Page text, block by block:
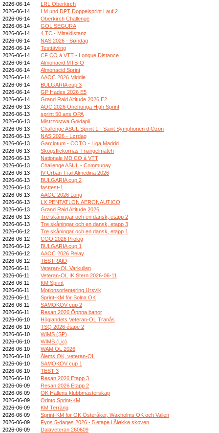
2026-06-14
LRL Oberkirch
2026-06-14
LM und DPT Doppelsprint Lauf 2
2026-06-14
Oberkirch Challenge
2026-06-14
GOL SEGURA
2026-06-14
4.TC - Mitteldistanz
2026-06-14
NAS 2026 - Søndag
2026-06-14
Testtävling
2026-06-14
CF CO à VTT - Longue Distance
2026-06-14
Almonacid MTB-O
2026-06-14
Almonacid Sprint
2026-06-14
AAOC 2026 Middle
2026-06-14
BULGARIA cup 3
2026-06-14
GP Hades 2026 E5
2026-06-14
Grand Raid Altitude 2026 E2
2026-06-13
AOC 2026 Onehunga High Sprint
2026-06-13
sprint 50 ans OPA
2026-06-13
Mistrzostwa Gołdapii
2026-06-13
Challenge ASUL Sprint 1 - Saint Symphorien d Ozon
2026-06-13
NAS 2026 - Lørdag
2026-06-13
Garciotum - COTO - Liga Madrid
2026-06-13
Skogsflickornas Triangelmatch
2026-06-13
Nationale MD CO à VTT
2026-06-13
Challenge ASUL - Communay
2026-06-13
IV Urban Trail Almedina 2026
2026-06-13
BULGARIA cup 2
2026-06-13
fasttest-1
2026-06-13
AAOC 2026 Long
2026-06-13
LX PENTATLON AERONAUTICO
2026-06-13
Grand Raid Altitude 2026
2026-06-13
Tre skåningar och en dansk, etapp 2
2026-06-13
Tre skåningar och en dansk, etapp 3
2026-06-12
Tre skåningar och en dansk, etapp 1
2026-06-12
COO 2026 Prolog
2026-06-12
BULGARIA cup 1
2026-06-12
AAOC 2026 Relay
2026-06-12
TESTRAID
2026-06-11
Veteran-OL Varkullen
2026-06-11
Veteran-OL IK Stern 2026-06-11
2026-06-11
KM Sprint
2026-06-11
Motionsorientering Ursvik
2026-06-11
Sprint-KM för Solna OK
2026-06-11
SAMOKOV cup 2
2026-06-11
Resan 2026 Öppna banor
2026-06-10
Höglandets Veteran-OL Tranås
2026-06-10
TSQ 2026 étape 2
2026-06-10
WIMS (SP)
2026-06-10
WIMS (Lic)
2026-06-10
WAM OL 2026
2026-06-10
Ålems OK, veteran-OL
2026-06-10
SAMOKOV cup 1
2026-06-10
TEST 3
2026-06-10
Resan 2026 Etapp 3
2026-06-09
Resan 2026 Etapp 2
2026-06-09
OK Hällens klubbmästerskap
2026-06-09
Orinto Sprint-KM
2026-06-09
KM Terräng
2026-06-09
Sprint-KM för OK Österåker, Waxholms OK och Vallen
2026-06-09
Fyns 5-dages 2026 - 5 etape i Åløkke skoven
2026-06-09
Dalaveteran 260609